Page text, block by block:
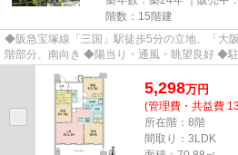
階数：15階建
◆阪急宝塚線「三国」駅徒歩5分の立地、「大
階部分、南向き ◆陽当り・通風・眺望良好 ◆
5,298万円
(管理費・共益費
所在階：8階
間取り：3LDK